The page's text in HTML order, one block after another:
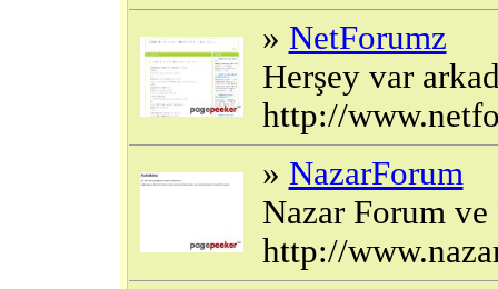
» NetForumz
Herşey var
http://
» NazarForum
Nazar Forum ve
http://